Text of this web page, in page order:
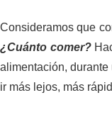
Consideramos que
¿Cuánto comer?
alimentación,
ir más lejos, más